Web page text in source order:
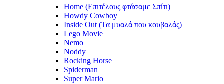
Home (Επιτέλους φτάσαμε Σπίτι)
Howdy Cowboy
Inside Out (Τα μυαλά που κουβαλάς)
Lego Movie
Nemo
Noddy
Rocking Horse
Spiderman
Super Mario